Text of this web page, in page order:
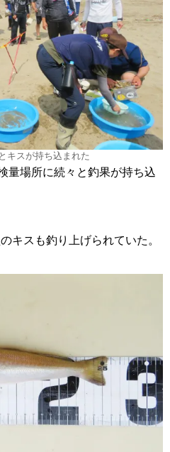
キスが持ち込まれた
量場所に続々と釣果が持ち込
キスも釣り上げられていた。